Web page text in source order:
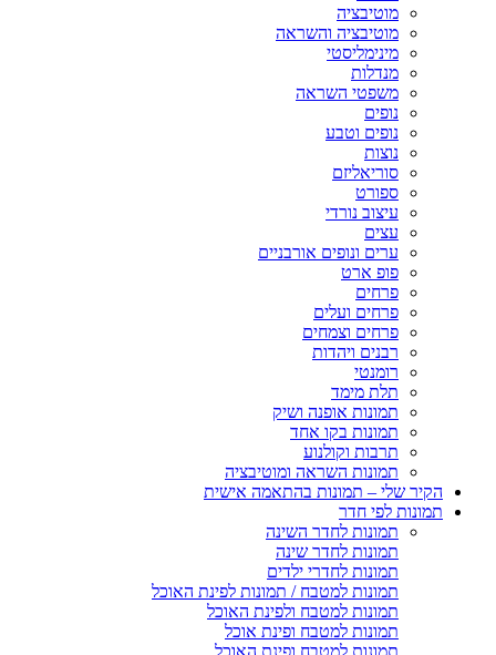
מוטיבציה
מוטיבציה והשראה
מינימליסטי
מנדלות
משפטי השראה
נופים
נופים וטבע
נוצות
סוריאליזם
ספורט
עיצוב נורדי
עצים
ערים ונופים אורבניים
פופ ארט
פרחים
פרחים ועלים
פרחים וצמחים
רבנים ויהדות
רומנטי
תלת מימד
תמונות אופנה ושיק
תמונות בקו אחד
תרבות וקולנוע
תמונות השראה ומוטיבציה
הקיר שלי – תמונות בהתאמה אישית
תמונות לפי חדר
תמונות לחדר השינה
תמונות לחדר שינה
תמונות לחדרי ילדים
תמונות למטבח / תמונות לפינת האוכל
תמונות למטבח ולפינת האוכל
תמונות למטבח ופינת אוכל
תמונות למטבח ופינת האוכל